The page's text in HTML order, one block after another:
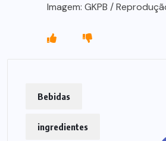
Imagem: GKPB /
Bebidas
ingredientes